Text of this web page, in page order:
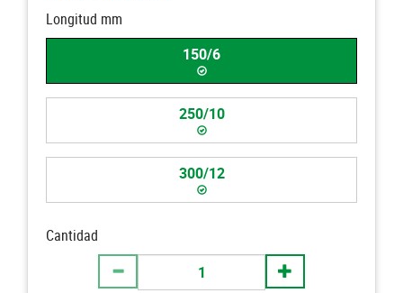
Longitud mm
150/6
250/10
300/12
Cantidad